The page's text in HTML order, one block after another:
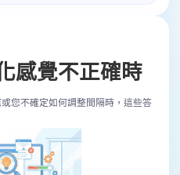
感覺不正確時
您不確定如何調整間隔時，這些答